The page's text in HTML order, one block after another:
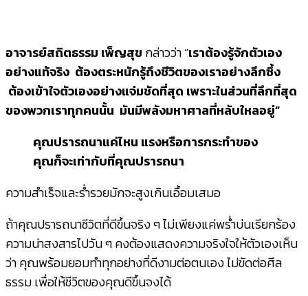
อาจารย์สถิตธรรม เพ็ญสุข กล่าวว่า “เราต้องรู้จักตัวเอง
อย่างแท้จริง ต้องตระหนักรู้ถึงชีวิตของเราอย่างลึกซึ้ง
ต้องเข้าใจตัวเองอย่างแจ่มชัดที่สุด เพราะในส่วนที่ลึกที่สุด
ของพวกเราทุกคนนั้น มันมีพลังมหาศาลที่หลับใหลอยู่”
คุณปรารถนาแค่ไหน แรงหรือการกระทำของ
คุณก็จะเท่ากับที่คุณปรารถนา
ความสำเร็จและร่ำรวยมักจะสูงเกินเอื้อมเสมอ
ถ้าคุณปรารถนาชีวิตที่ดีขึ้นจริง ๆ ไม่เพียงแค่พร่ำบ่นเรียกร้อง
ความน่าสงสารไปวัน ๆ คงต้องแสดงความจริงใจให้ตัวเองเห็น
ว่า คุณพร้อมยอมทำทุกอย่างที่ดีงามต่อตนเอง ไม่ขัดต่อศีล
ธรรม เพื่อให้ชีวิตของคุณดีขึ้นจงได้